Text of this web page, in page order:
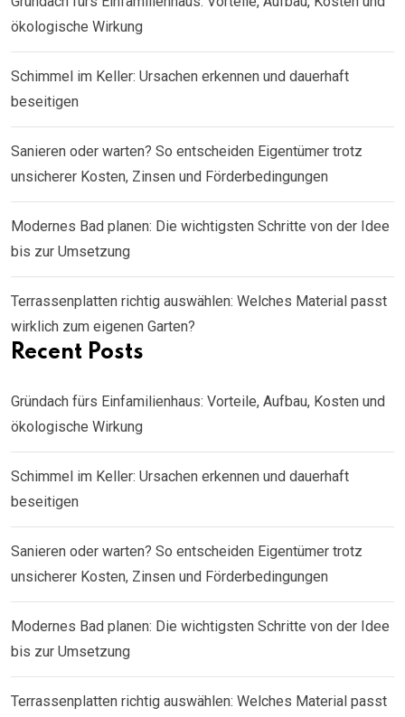
ökologische Wirkung
Schimmel im Keller: Ursachen erkennen und dauerhaft
beseitigen
Sanieren oder warten? So entscheiden Eigentümer trotz
unsicherer Kosten, Zinsen und Förderbedingungen
Modernes Bad planen: Die wichtigsten Schritte von der Idee
bis zur Umsetzung
Terrassenplatten richtig auswählen: Welches Material passt
wirklich zum eigenen Garten?
Recent Posts
Gründach fürs Einfamilienhaus: Vorteile, Aufbau, Kosten und
ökologische Wirkung
Schimmel im Keller: Ursachen erkennen und dauerhaft
beseitigen
Sanieren oder warten? So entscheiden Eigentümer trotz
unsicherer Kosten, Zinsen und Förderbedingungen
Modernes Bad planen: Die wichtigsten Schritte von der Idee
bis zur Umsetzung
Terrassenplatten richtig auswählen: Welches Material passt